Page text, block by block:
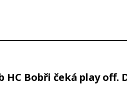
HC Bobři čeká play off.